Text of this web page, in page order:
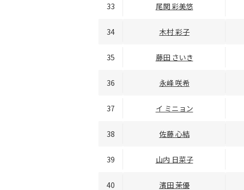
33 尾関 彩美悠
34 木村 彩子
35 藤田 さいき
36 永峰 咲希
37 イ ミニョン
38 佐藤 心結
39 山内 日菜子
40 濱田 茉優